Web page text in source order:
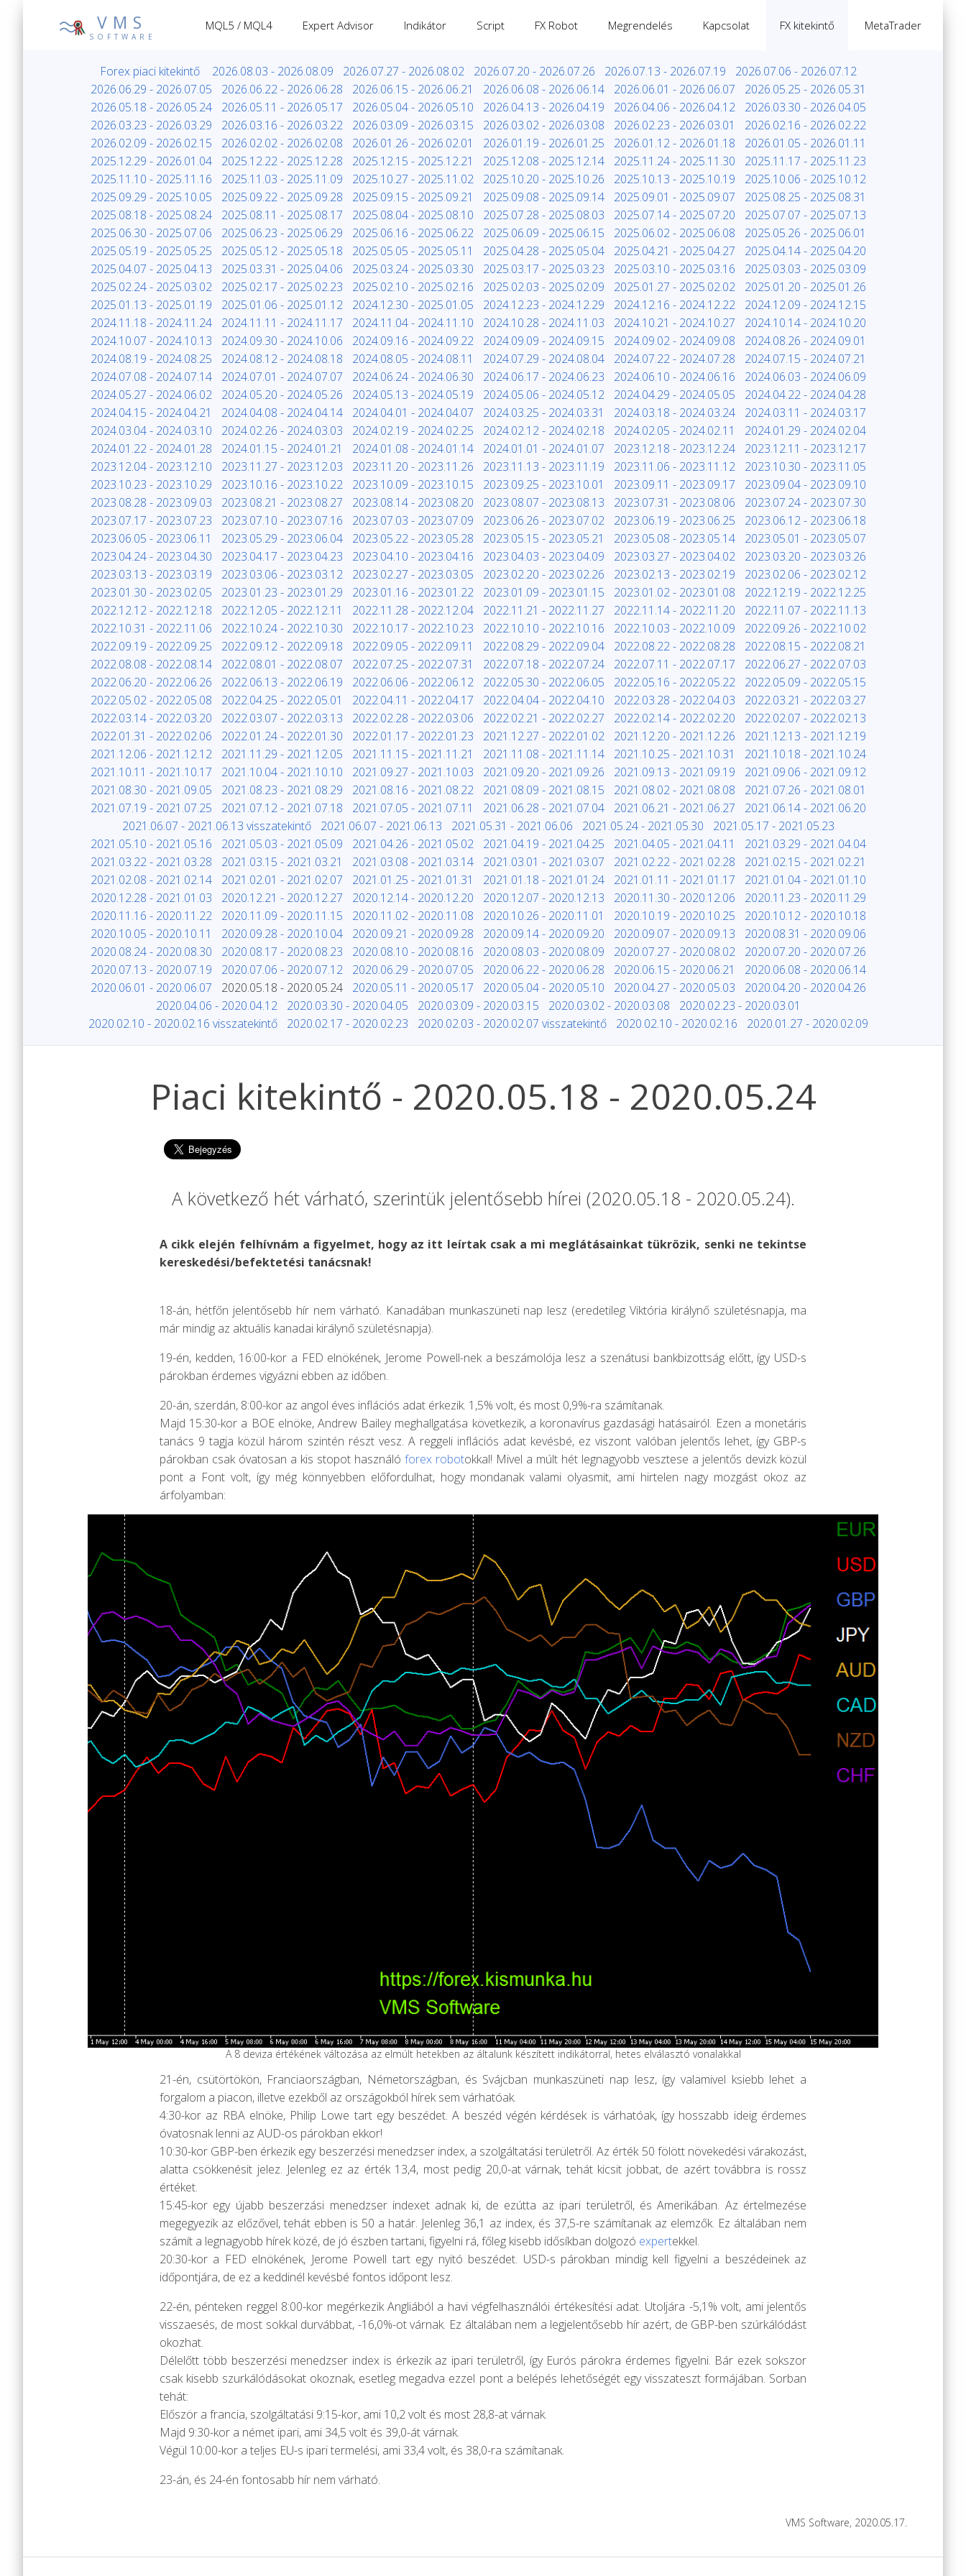
VMS
SOFTWARE
MQL5 / MQL4 Expert Advisor Indikátor Script FX Robot Megrendelés Kapcsolat FX kitekintő MetaTrader
Forex piaci kitekintő 2026.08.03 - 2026.08.09 2026.07.27 - 2026.08.02 2026.07.20 - 2026.07.26 2026.07.13 - 2026.07.19
2026.07.06 - 2026.07.12
2026.06.29 - 2026.07.05
2026.06.22 - 2026.06.28 2026.06.15 - 2026.06.21 2026.06.08 - 2026.06.14 2026.06.01 - 2026.06.07
2026.05.25 - 2026.05.31
2026.05.18 - 2026.05.24
2026.05.11 - 2026.05.17 2026.05.04 - 2026.05.10 2026.04.13 - 2026.04.19 2026.04.06 - 2026.04.12
2026.03.30 - 2026.04.05
2026.03.23 - 2026.03.29
2026.03.16 - 2026.03.22 2026.03.09 - 2026.03.15 2026.03.02 - 2026.03.08 2026.02.23 - 2026.03.01
2026.02.16 - 2026.02.22
2026.02.09 - 2026.02.15
2026.02.02 - 2026.02.08 2026.01.26 - 2026.02.01 2026.01.19 - 2026.01.25 2026.01.12 - 2026.01.18
2026.01.05 - 2026.01.11
2025.12.29 - 2026.01.04
2025.12.22 - 2025.12.28 2025.12.15 - 2025.12.21 2025.12.08 - 2025.12.14 2025.11.24 - 2025.11.30
2025.11.17 - 2025.11.23
2025.11.10 - 2025.11.16
2025.11.03 - 2025.11.09 2025.10.27 - 2025.11.02 2025.10.20 - 2025.10.26 2025.10.13 - 2025.10.19
2025.10.06 - 2025.10.12
2025.09.29 - 2025.10.05
2025.09.22 - 2025.09.28 2025.09.15 - 2025.09.21 2025.09.08 - 2025.09.14 2025.09.01 - 2025.09.07
2025.08.25 - 2025.08.31
2025.08.18 - 2025.08.24
2025.08.11 - 2025.08.17 2025.08.04 - 2025.08.10 2025.07.28 - 2025.08.03 2025.07.14 - 2025.07.20
2025.07.07 - 2025.07.13
2025.06.30 - 2025.07.06
2025.06.23 - 2025.06.29 2025.06.16 - 2025.06.22 2025.06.09 - 2025.06.15 2025.06.02 - 2025.06.08
2025.05.26 - 2025.06.01
2025.05.19 - 2025.05.25
2025.05.12 - 2025.05.18 2025.05.05 - 2025.05.11 2025.04.28 - 2025.05.04 2025.04.21 - 2025.04.27
2025.04.14 - 2025.04.20
2025.04.07 - 2025.04.13
2025.03.31 - 2025.04.06 2025.03.24 - 2025.03.30 2025.03.17 - 2025.03.23 2025.03.10 - 2025.03.16
2025.03.03 - 2025.03.09
2025.02.24 - 2025.03.02
2025.02.17 - 2025.02.23 2025.02.10 - 2025.02.16 2025.02.03 - 2025.02.09 2025.01.27 - 2025.02.02
2025.01.20 - 2025.01.26
2025.01.13 - 2025.01.19
2025.01.06 - 2025.01.12 2024.12.30 - 2025.01.05 2024.12.23 - 2024.12.29 2024.12.16 - 2024.12.22
2024.12.09 - 2024.12.15
2024.11.18 - 2024.11.24
2024.11.11 - 2024.11.17 2024.11.04 - 2024.11.10 2024.10.28 - 2024.11.03 2024.10.21 - 2024.10.27
2024.10.14 - 2024.10.20
2024.10.07 - 2024.10.13
2024.09.30 - 2024.10.06 2024.09.16 - 2024.09.22 2024.09.09 - 2024.09.15 2024.09.02 - 2024.09.08
2024.08.26 - 2024.09.01
2024.08.19 - 2024.08.25
2024.08.12 - 2024.08.18 2024.08.05 - 2024.08.11 2024.07.29 - 2024.08.04 2024.07.22 - 2024.07.28
2024.07.15 - 2024.07.21
2024.07.08 - 2024.07.14
2024.07.01 - 2024.07.07 2024.06.24 - 2024.06.30 2024.06.17 - 2024.06.23 2024.06.10 - 2024.06.16
2024.06.03 - 2024.06.09
2024.05.27 - 2024.06.02
2024.05.20 - 2024.05.26 2024.05.13 - 2024.05.19 2024.05.06 - 2024.05.12 2024.04.29 - 2024.05.05
2024.04.22 - 2024.04.28
2024.04.15 - 2024.04.21
2024.04.08 - 2024.04.14 2024.04.01 - 2024.04.07 2024.03.25 - 2024.03.31 2024.03.18 - 2024.03.24
2024.03.11 - 2024.03.17
2024.03.04 - 2024.03.10
2024.02.26 - 2024.03.03 2024.02.19 - 2024.02.25 2024.02.12 - 2024.02.18 2024.02.05 - 2024.02.11
2024.01.29 - 2024.02.04
2024.01.22 - 2024.01.28
2024.01.15 - 2024.01.21 2024.01.08 - 2024.01.14 2024.01.01 - 2024.01.07 2023.12.18 - 2023.12.24
2023.12.11 - 2023.12.17
2023.12.04 - 2023.12.10
2023.11.27 - 2023.12.03 2023.11.20 - 2023.11.26 2023.11.13 - 2023.11.19 2023.11.06 - 2023.11.12
2023.10.30 - 2023.11.05
2023.10.23 - 2023.10.29
2023.10.16 - 2023.10.22 2023.10.09 - 2023.10.15 2023.09.25 - 2023.10.01 2023.09.11 - 2023.09.17
2023.09.04 - 2023.09.10
2023.08.28 - 2023.09.03
2023.08.21 - 2023.08.27 2023.08.14 - 2023.08.20 2023.08.07 - 2023.08.13 2023.07.31 - 2023.08.06
2023.07.24 - 2023.07.30
2023.07.17 - 2023.07.23
2023.07.10 - 2023.07.16 2023.07.03 - 2023.07.09 2023.06.26 - 2023.07.02 2023.06.19 - 2023.06.25
2023.06.12 - 2023.06.18
2023.06.05 - 2023.06.11
2023.05.29 - 2023.06.04 2023.05.22 - 2023.05.28 2023.05.15 - 2023.05.21 2023.05.08 - 2023.05.14
2023.05.01 - 2023.05.07
2023.04.24 - 2023.04.30
2023.04.17 - 2023.04.23 2023.04.10 - 2023.04.16 2023.04.03 - 2023.04.09 2023.03.27 - 2023.04.02
2023.03.20 - 2023.03.26
2023.03.13 - 2023.03.19
2023.03.06 - 2023.03.12 2023.02.27 - 2023.03.05 2023.02.20 - 2023.02.26 2023.02.13 - 2023.02.19
2023.02.06 - 2023.02.12
2023.01.30 - 2023.02.05
2023.01.23 - 2023.01.29 2023.01.16 - 2023.01.22 2023.01.09 - 2023.01.15 2023.01.02 - 2023.01.08
2022.12.19 - 2022.12.25
2022.12.12 - 2022.12.18
2022.12.05 - 2022.12.11 2022.11.28 - 2022.12.04 2022.11.21 - 2022.11.27 2022.11.14 - 2022.11.20
2022.11.07 - 2022.11.13
2022.10.31 - 2022.11.06
2022.10.24 - 2022.10.30 2022.10.17 - 2022.10.23 2022.10.10 - 2022.10.16 2022.10.03 - 2022.10.09
2022.09.26 - 2022.10.02
2022.09.19 - 2022.09.25
2022.09.12 - 2022.09.18 2022.09.05 - 2022.09.11 2022.08.29 - 2022.09.04 2022.08.22 - 2022.08.28
2022.08.15 - 2022.08.21
2022.08.08 - 2022.08.14
2022.08.01 - 2022.08.07 2022.07.25 - 2022.07.31 2022.07.18 - 2022.07.24 2022.07.11 - 2022.07.17
2022.06.27 - 2022.07.03
2022.06.20 - 2022.06.26
2022.06.13 - 2022.06.19 2022.06.06 - 2022.06.12 2022.05.30 - 2022.06.05 2022.05.16 - 2022.05.22
2022.05.09 - 2022.05.15
2022.05.02 - 2022.05.08
2022.04.25 - 2022.05.01 2022.04.11 - 2022.04.17 2022.04.04 - 2022.04.10 2022.03.28 - 2022.04.03
2022.03.21 - 2022.03.27
2022.03.14 - 2022.03.20
2022.03.07 - 2022.03.13 2022.02.28 - 2022.03.06 2022.02.21 - 2022.02.27 2022.02.14 - 2022.02.20
2022.02.07 - 2022.02.13
2022.01.31 - 2022.02.06
2022.01.24 - 2022.01.30 2022.01.17 - 2022.01.23 2021.12.27 - 2022.01.02 2021.12.20 - 2021.12.26
2021.12.13 - 2021.12.19
2021.12.06 - 2021.12.12
2021.11.29 - 2021.12.05 2021.11.15 - 2021.11.21 2021.11.08 - 2021.11.14 2021.10.25 - 2021.10.31
2021.10.18 - 2021.10.24
2021.10.11 - 2021.10.17
2021.10.04 - 2021.10.10 2021.09.27 - 2021.10.03 2021.09.20 - 2021.09.26 2021.09.13 - 2021.09.19
2021.09.06 - 2021.09.12
2021.08.30 - 2021.09.05
2021.08.23 - 2021.08.29 2021.08.16 - 2021.08.22 2021.08.09 - 2021.08.15 2021.08.02 - 2021.08.08
2021.07.26 - 2021.08.01
2021.07.19 - 2021.07.25
2021.07.12 - 2021.07.18 2021.07.05 - 2021.07.11 2021.06.28 - 2021.07.04 2021.06.21 - 2021.06.27
2021.06.14 - 2021.06.20
2021.06.07 - 2021.06.13 visszatekintő
2021.06.07 - 2021.06.13 2021.05.31 - 2021.06.06 2021.05.24 - 2021.05.30
2021.05.17 - 2021.05.23
2021.05.10 - 2021.05.16
2021.05.03 - 2021.05.09 2021.04.26 - 2021.05.02 2021.04.19 - 2021.04.25 2021.04.05 - 2021.04.11
2021.03.29 - 2021.04.04
2021.03.22 - 2021.03.28
2021.03.15 - 2021.03.21 2021.03.08 - 2021.03.14 2021.03.01 - 2021.03.07 2021.02.22 - 2021.02.28
2021.02.15 - 2021.02.21
2021.02.08 - 2021.02.14
2021.02.01 - 2021.02.07 2021.01.25 - 2021.01.31 2021.01.18 - 2021.01.24 2021.01.11 - 2021.01.17
2021.01.04 - 2021.01.10
2020.12.28 - 2021.01.03
2020.12.21 - 2020.12.27 2020.12.14 - 2020.12.20 2020.12.07 - 2020.12.13 2020.11.30 - 2020.12.06
2020.11.23 - 2020.11.29
2020.11.16 - 2020.11.22
2020.11.09 - 2020.11.15 2020.11.02 - 2020.11.08 2020.10.26 - 2020.11.01 2020.10.19 - 2020.10.25
2020.10.12 - 2020.10.18
2020.10.05 - 2020.10.11
2020.09.28 - 2020.10.04 2020.09.21 - 2020.09.28 2020.09.14 - 2020.09.20 2020.09.07 - 2020.09.13
2020.08.31 - 2020.09.06
2020.08.24 - 2020.08.30
2020.08.17 - 2020.08.23 2020.08.10 - 2020.08.16 2020.08.03 - 2020.08.09 2020.07.27 - 2020.08.02
2020.07.20 - 2020.07.26
2020.07.13 - 2020.07.19
2020.07.06 - 2020.07.12 2020.06.29 - 2020.07.05 2020.06.22 - 2020.06.28 2020.06.15 - 2020.06.21
2020.06.08 - 2020.06.14
2020.06.01 - 2020.06.07
2020.05.18 - 2020.05.24 2020.05.11 - 2020.05.17 2020.05.04 - 2020.05.10 2020.04.27 - 2020.05.03
2020.04.20 - 2020.04.26
2020.04.06 - 2020.04.12
2020.03.30 - 2020.04.05 2020.03.09 - 2020.03.15 2020.03.02 - 2020.03.08
2020.02.23 - 2020.03.01
2020.02.10 - 2020.02.16 visszatekintő
2020.02.17 - 2020.02.23 2020.02.03 - 2020.02.07 visszatekintő 2020.02.10 - 2020.02.16 2020.01.27 - 2020.02.09
Piaci kitekintő - 2020.05.18 - 2020.05.24
A következő hét várható, szerintük jelentősebb hírei (2020.05.18 - 2020.05.24).
A cikk elején felhívnám a figyelmet, hogy az itt leírtak csak a mi meglátásainkat tükrözik, senki ne tekintse
kereskedési/befektetési tanácsnak!
18-án, hétfőn jelentősebb hír nem várható. Kanadában munkaszüneti nap lesz (eredetileg Viktória királynő születésnapja, ma
már mindig az aktuális kanadai királynő születésnapja).
19-én, kedden, 16:00-kor a FED elnökének, Jerome Powell-nek a beszámolója lesz a szenátusi bankbizottság előtt, így USD-s
párokban érdemes vigyázni ebben az időben.
20-án, szerdán, 8:00-kor az angol éves inflációs adat érkezik. 1,5% volt, és most 0,9%-ra számítanak.
Majd 15:30-kor a BOE elnöke, Andrew Bailey meghallgatása következik, a koronavírus gazdasági hatásairól. Ezen a monetáris
tanács 9 tagja közül három szintén részt vesz. A reggeli inflációs adat kevésbé, ez viszont valóban jelentős lehet, így GBP-s
párokban csak óvatosan a kis stopot használó forex robotokkal! Mivel a múlt hét legnagyobb vesztese a jelentős devizk közül
pont a Font volt, így még könnyebben előfordulhat, hogy mondanak valami olyasmit, ami hirtelen nagy mozgást okoz az
árfolyamban:
A 8 deviza értékének változása az elmúlt hetekben az általunk készített indikátorral, hetes elválasztó vonalakkal
21-én, csütörtökön, Franciaországban, Németországban, és Svájcban munkaszüneti nap lesz, így valamivel ksiebb lehet a
forgalom a piacon, illetve ezekből az országokból hírek sem várhatóak.
4:30-kor az RBA elnöke, Philip Lowe tart egy beszédet. A beszéd végén kérdések is várhatóak, így hosszabb ideig érdemes
óvatosnak lenni az AUD-os párokban ekkor!
10:30-kor GBP-ben érkezik egy beszerzési menedzser index, a szolgáltatási területről. Az érték 50 fölött növekedési várakozást,
alatta csökkenésit jelez. Jelenleg ez az érték 13,4, most pedig 20,0-at várnak, tehát kicsit jobbat, de azért továbbra is rossz
értéket.
15:45-kor egy újabb beszerzási menedzser indexet adnak ki, de ezútta az ipari területről, és Amerikában. Az értelmezése
megegyezik az előzővel, tehát ebben is 50 a határ. Jelenleg 36,1 az index, és 37,5-re számítanak az elemzők. Ez általában nem
számít a legnagyobb hírek közé, de jó észben tartani, figyelni rá, főleg kisebb idősíkban dolgozó expertekkel.
20:30-kor a FED elnökének, Jerome Powell tart egy nyitó beszédet. USD-s párokban mindig kell figyelni a beszédeinek az
időpontjára, de ez a keddinél kevésbé fontos időpont lesz.
22-én, pénteken reggel 8:00-kor megérkezik Angliából a havi végfelhasználói értékesítési adat. Utoljára -5,1% volt, ami jelentős
visszaesés, de most sokkal durvábbat, -16,0%-ot várnak. Ez általában nem a legjelentősebb hír azért, de GBP-ben szúrkálódást
okozhat.
Délelőtt több beszerzési menedzser index is érkezik az ipari területről, így Eurós párokra érdemes figyelni. Bár ezek sokszor
csak kisebb szurkálódásokat okoznak, esetleg megadva ezzel pont a belépés lehetőségét egy visszateszt formájában. Sorban
tehát:
Először a francia, szolgáltatási 9:15-kor, ami 10,2 volt és most 28,8-at várnak.
Majd 9:30-kor a német ipari, ami 34,5 volt és 39,0-át várnak.
Végül 10:00-kor a teljes EU-s ipari termelési, ami 33,4 volt, és 38,0-ra számítanak.
23-án, és 24-én fontosabb hír nem várható.
VMS Software, 2020.05.17.